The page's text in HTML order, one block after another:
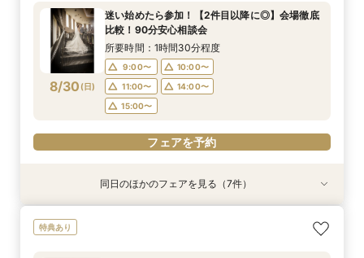
8/29 (土)
所要時間：2時間30分程度
11:30〜
12:30〜
14:00〜
フェアを予約
8/29 (土)
所要時間：2時間30分程度
11:00〜
14:00〜
15:00〜
フェアを予約
8/29 (土)
10:00〜
11:00〜
13:00〜
14:00〜
16:00〜
フェアを予約
8/29 (土)
10:00〜
12:00〜
14:00〜
16:00〜
17:00〜
フェアを予約
8/29 (土)
ディング相談会♪
所要時間：2時間程度
14:00〜
15:00〜
フェアを予約
8/29 (土)
9:00〜
10:00〜
11:00〜
13:00〜
15:00〜
フェアを予約
8/29 (土)
9:00〜
10:00〜
11:00〜
14:00〜
15:00〜
フェアを予約
8/30 (日)
迷い始めたら参加！【2件目以降に◎】会場徹底
比較！90分安心相談会
所要時間：1時間30分程度
9:00〜
10:00〜
11:00〜
14:00〜
15:00〜
フェアを予約
【初めての見学の方におすすめ】マイナビ限定特
【少人数OK‼】＼先輩カップルが納得した／フォ
＼会場使用料半額プレゼント／【6名～でも憧れ
【最大90分クイック相談】初めての見学、効率
【大切なペットと叶える♪】With Petウェディン
【マイナビ限定スイーツプレゼント付き】フォト
ウェディング・フォト+会食をご検討の方必見！
同日のほかのフェアを見る（7件）
特典あり